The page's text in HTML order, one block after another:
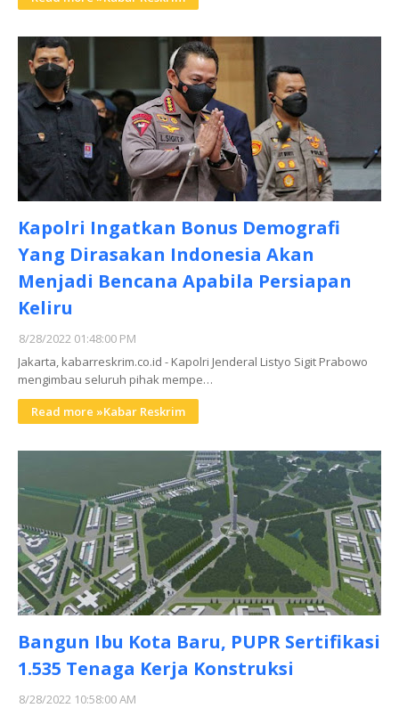
Kapolri Ingatkan Bonus Demografi
Yang Dirasakan Indonesia Akan
Menjadi Bencana Apabila Persiapan
Keliru
8/28/2022 01:48:00 PM
Jakarta, kabarreskrim.co.id - Kapolri Jenderal Listyo Sigit Prabowo
mengimbau seluruh pihak mempe…
Read more »Kabar Reskrim
Bangun Ibu Kota Baru, PUPR Sertifikasi
1.535 Tenaga Kerja Konstruksi
8/28/2022 10:58:00 AM